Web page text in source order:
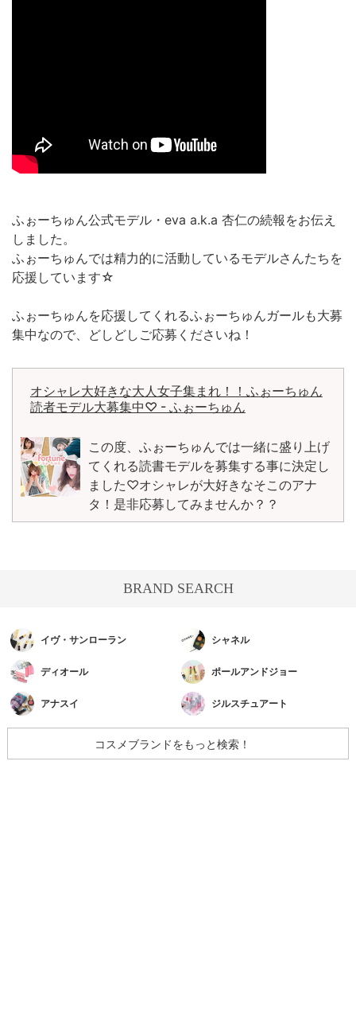
ふぉーちゅん公式モデル・eva a.k.a 杏仁の続報をお伝え
しました。
ふぉーちゅんでは精力的に活動しているモデルさんたちを
応援しています☆
ふぉーちゅんを応援してくれるふぉーちゅんガールも大募
集中なので、どしどしご応募くださいね！
オシャレ大好きな大人女子集まれ！！ふぉーちゅん
読者モデル大募集中♡ - ふぉーちゅん
この度、ふぉーちゅんでは一緒に盛り上げ
てくれる読書モデルを募集する事に決定し
ました♡オシャレが大好きなそこのアナ
タ！是非応募してみませんか？？
BRAND SEARCH
イヴ・サンローラン シャネル
ディオール ポールアンドジョー
アナスイ ジルスチュアート
コスメブランドをもっと検索！